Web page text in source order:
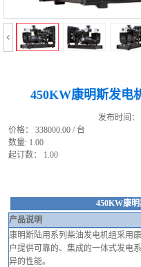
450KW康明斯发电
发布时间：
价格： 338000.00 / 台
数量: 1.00
起订数： 1.00
450KW康
产品说明
康明斯陆用系列柴油发电机组采用
户提供可靠的、集成的一体式发电
异的性能。